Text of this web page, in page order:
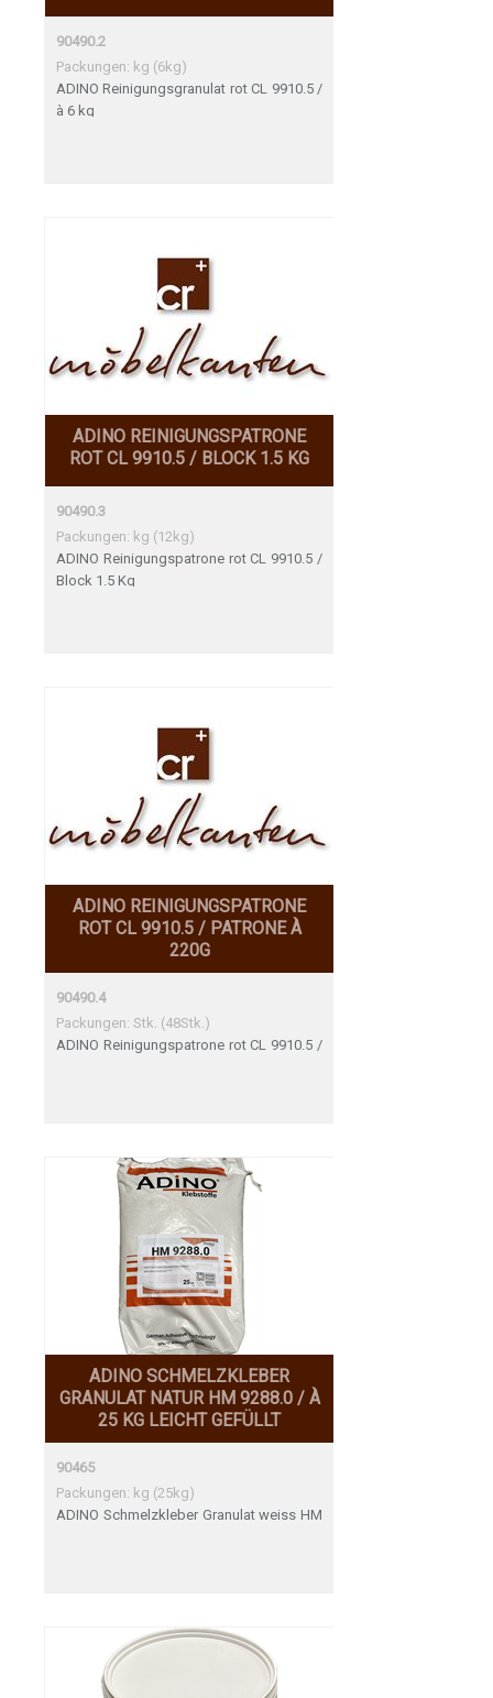
90490.2
Packungen: kg (6kg)
ADINO Reinigungsgranulat rot CL 9910.5 /
à 6 kg
ADINO REINIGUNGSPATRONE
ROT CL 9910.5 / BLOCK 1.5 KG
90490.3
Packungen: kg (12kg)
ADINO Reinigungspatrone rot CL 9910.5 /
Block 1.5 Kg
ADINO REINIGUNGSPATRONE
ROT CL 9910.5 / PATRONE À
220G
90490.4
Packungen: Stk. (48Stk.)
ADINO Reinigungspatrone rot CL 9910.5 /
ADINO SCHMELZKLEBER
GRANULAT NATUR HM 9288.0 / À
25 KG LEICHT GEFÜLLT
90465
Packungen: kg (25kg)
ADINO Schmelzkleber Granulat weiss HM